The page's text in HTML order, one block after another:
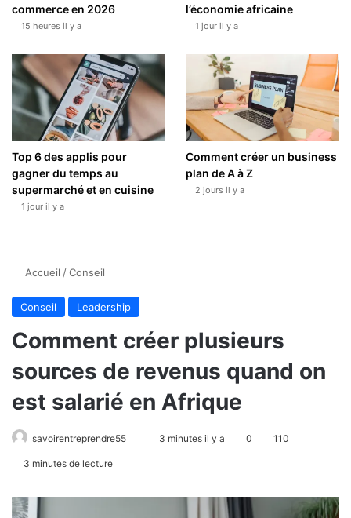
commerce en 2026
15 heures il y a
l’économie africaine
1 jour il y a
Top 6 des applis pour
gagner du temps au
supermarché et en cuisine
1 jour il y a
Comment créer un business
plan de A à Z
2 jours il y a